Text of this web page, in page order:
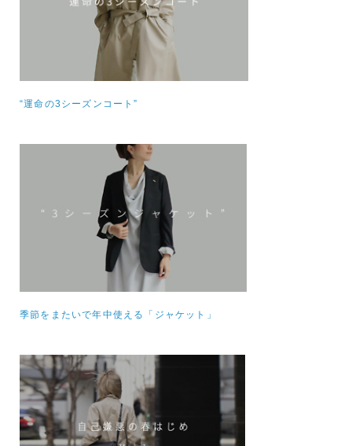
“運命の3シーズンコート”
季節をまたいで年中使える「ジャケット」